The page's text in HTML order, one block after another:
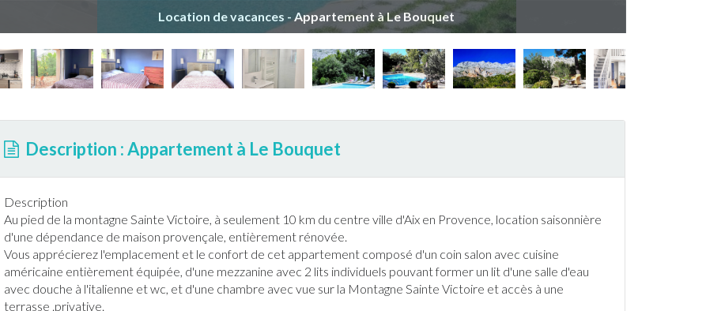
Location de vacances - Appartement à Le Bouquet
Description : Appartement à Le Bouquet
Description
Au pied de la montagne Sainte Victoire, à seulement 10 km du centre ville d'Aix en Provence, location saisonnière
d'une dépendance de maison provençale, entièrement rénovée.
Vous apprécierez l'emplacement et le confort de cet appartementcomposé d'un coin salon avec cuisine
américaine entièrement équipée, d'une mezzanine avec 2 lits individuels pouvant former un lit d'une salle d'eau
avec douche à l'italienne et wc, et d'une chambre avec vue sur la Montagne Sainte Victoire et accès à une
terrasse .privative.